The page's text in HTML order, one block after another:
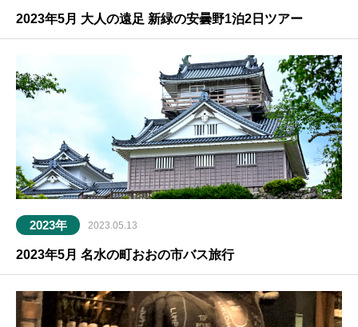
2023年5月 大人の遠足 新緑の安曇野1泊2日ツアー
2023年 2023.05.13
2023年5月 名水の町おおの市バス旅行